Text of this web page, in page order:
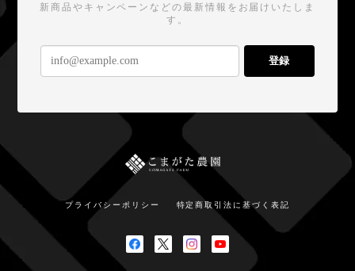
新商品やキャンペーンなどの最新情報をお届けいたしま
す。
登録
プライバシーポリシー 特定商取引法に基づく表記